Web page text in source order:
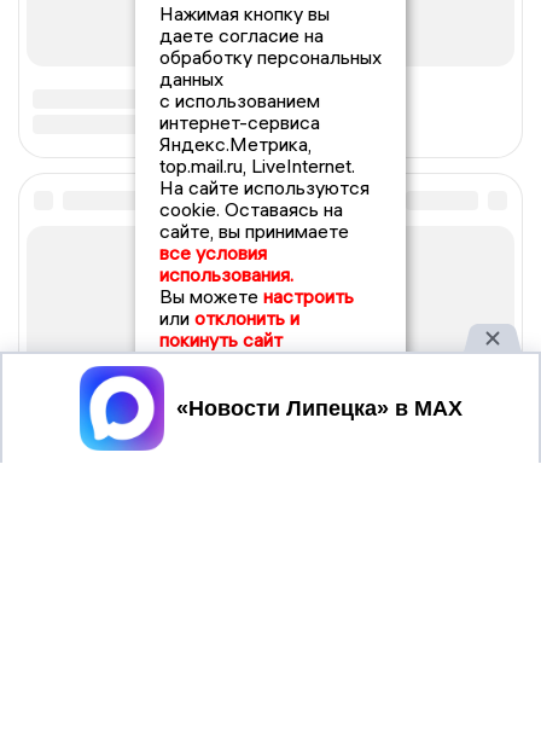
Нажимая кнопку вы
даете согласие на
обработку персональных
данных
с использованием
интернет-сервиса
Яндекс.Метрика,
top.mail.ru, LiveInternet.
На сайте используются
cookie. Оставаясь на
сайте, вы принимаете
все условия
использования.
Вы можете настроить
или отклонить и
покинуть сайт
Принять